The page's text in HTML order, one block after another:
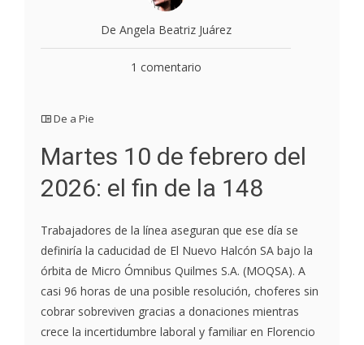
De Angela Beatriz Juárez
1 comentario
De a Pie
Martes 10 de febrero del
2026: el fin de la 148
Trabajadores de la línea aseguran que ese día se
definiría la caducidad de El Nuevo Halcón SA bajo la
órbita de Micro Ómnibus Quilmes S.A. (MOQSA). A
casi 96 horas de una posible resolución, choferes sin
cobrar sobreviven gracias a donaciones mientras
crece la incertidumbre laboral y familiar en Florencio